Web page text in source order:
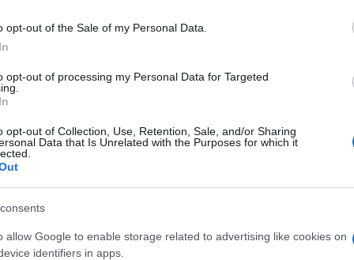
opt-out of the Sale of my Personal Data.
opt-out of processing my Personal Data for Targeted
opt-out of Collection, Use, Retention, Sale, and/or Sharing
Data that Is Unrelated with the Purposes for which it
allow Google to enable storage related to advertising like cookies on
identifiers in apps.